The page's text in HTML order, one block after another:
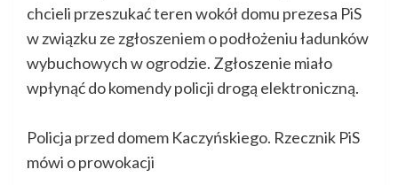
chcieli przeszukać teren wokół domu prezesa PiS
w związku ze zgłoszeniem o podłożeniu ładunków
wybuchowych w ogrodzie. Zgłoszenie miało
wpłynąć do komendy policji drogą elektroniczną.
Policja przed domem Kaczyńskiego. Rzecznik PiS
mówi o prowokacji